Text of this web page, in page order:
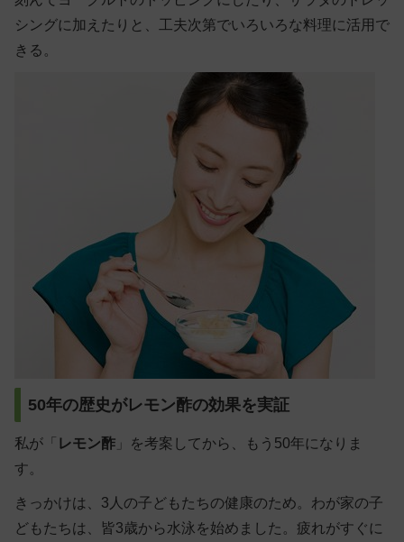
シングに加えたりと、工夫次第でいろいろな料理に活用で
きる。
50年の歴史がレモン酢の効果を実証
私が「 レモン酢 」を考案してから、もう50年になりま
す。
きっかけは、3人の子どもたちの健康のため。わが家の子
どもたちは、皆3歳から水泳を始めました。疲れがすぐに